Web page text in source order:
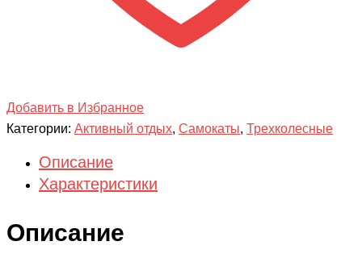
Добавить в Избранное
Категории: Активный отдых, Самокаты, Трехколесные
Описание
Характеристики
Описание